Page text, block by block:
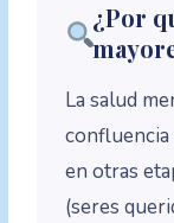
¿Por
La salud
en otras
(seres